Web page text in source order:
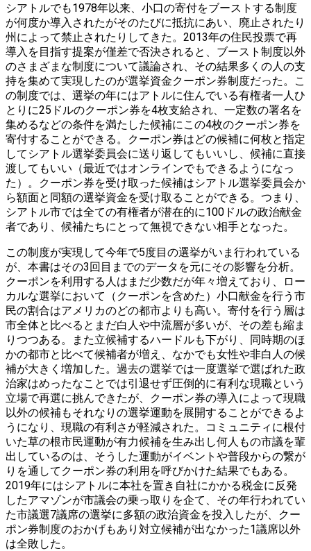
シアトルでも1978年以来、小口の寄付をブーストする制度
が何度か導入されたがそのたびに抵抗にあい、廃止されたり
州によって禁止されたりしてきた。2013年の住民投票で再
導入を目指す提案が僅差で否決されると、ブースト制度以外
のさまざまな制度について議論され、その結果多くの人の支
持を集めて実現したのが選挙資金クーポン券制度だった。こ
の制度では、選挙の年にはアトルに住んでいる有権者一人ひ
とりに25ドルのクーポン券を4枚支給され、一定数の署名を
集めるなどの条件を満たした候補にこの4枚のクーポン券を
寄付することができる。クーポン券はどの候補に何枚と指定
してシアトル選挙委員会に送り返してもいいし、候補に直接
渡してもいい（最近ではオンラインでもできるようになっ
た）。クーポン券を受け取った候補はシアトル選挙委員会か
ら額面と同額の選挙資金を受け取ることができる。つまり、
シアトル市では全ての有権者が潜在的に100ドルの政治献金
者であり、候補たちにとって無視できない相手となった。
この制度が実現して今年で5度目の選挙がいま行われている
が、本書はその3回目までのデータを元にその影響を分析。
クーポンを利用する人はまだ少数だが年々増えており、ロー
カルな選挙において（クーポンを含めた）小口献金を行う市
民の割合はアメリカのどの都市よりも高い。寄付を行う層は
市全体と比べるとまだ白人や中流層が多いが、その差も縮ま
りつつある。また立候補するハードルも下がり、同時期のほ
かの都市と比べて候補者が増え、なかでも女性や非白人の候
補が大きく増加した。過去の選挙では一度選挙で選ばれた政
治家はめったなことでは引退せず圧倒的に有利な現職という
立場で再選に挑んできたが、クーポン券の導入によって現職
以外の候補もそれなりの選挙運動を展開することができるよ
うになり、現職の有利さが軽減された。コミュニティに根付
いた草の根市民運動が有力候補を生み出し何人もの市議を輩
出しているのは、そうした運動がイベントや普段からの繋が
りを通してクーポン券の利用を呼びかけた結果でもある。
2019年にはシアトルに本社を置き自社にかかる税金に反発
したアマゾンが市議会の乗っ取りを企て、その年行われてい
た市議選7議席の選挙に多額の政治資金を投入したが、クー
ポン券制度のおかげもあり対立候補が出なかった1議席以外
は全敗した。